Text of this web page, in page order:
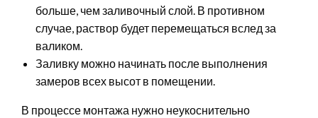
больше, чем заливочный слой. В противном
случае, раствор будет перемещаться вслед за
валиком.
Заливку можно начинать после выполнения
замеров всех высот в помещении.
В процессе монтажа нужно неукоснительно